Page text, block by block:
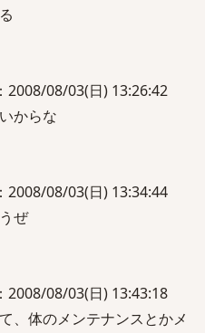
2008/08/03(日) 13:26:42
からな
2008/08/03(日) 13:34:44
ぜ
2008/08/03(日) 13:43:18
、体のメンテナンスとかメ